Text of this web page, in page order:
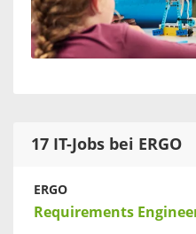
17 IT-Jobs bei ERGO
ERGO
Requirements